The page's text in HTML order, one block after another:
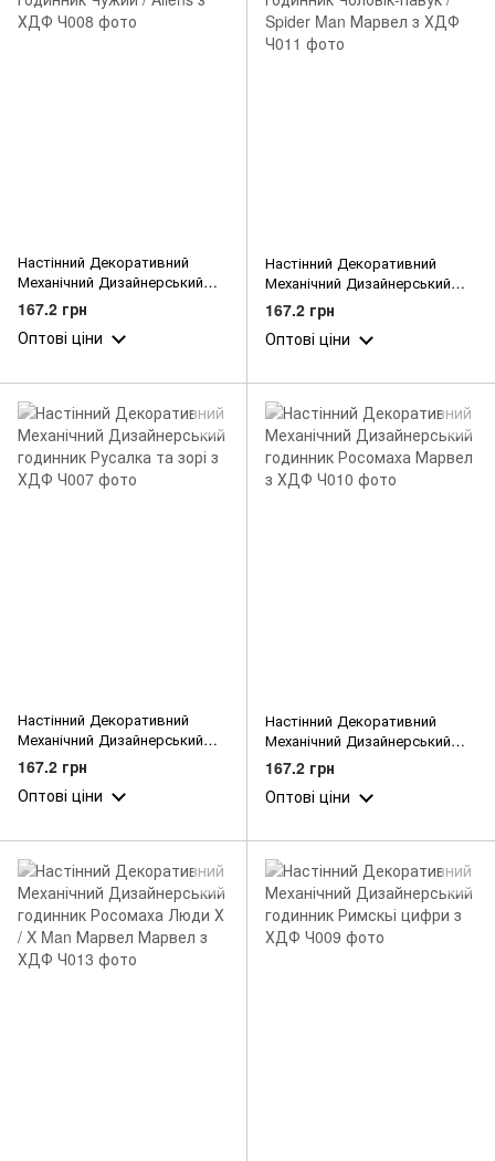
Настінний Декоративний
Механічний Дизайнерський
годинник Чужий / Aliens з ХДФ
167.2 грн
Оптові ціни
Настінний Декоративний
Механічний Дизайнерський
годинник Чоловік-павук /
Spider Man Марвел з ХДФ
167.2 грн
Оптові ціни
Настінний Декоративний
Механічний Дизайнерський
годинник Русалка та зорі з
ХДФ
167.2 грн
Оптові ціни
Настінний Декоративний
Механічний Дизайнерський
годинник Росомаха Марвел з
ХДФ
167.2 грн
Оптові ціни